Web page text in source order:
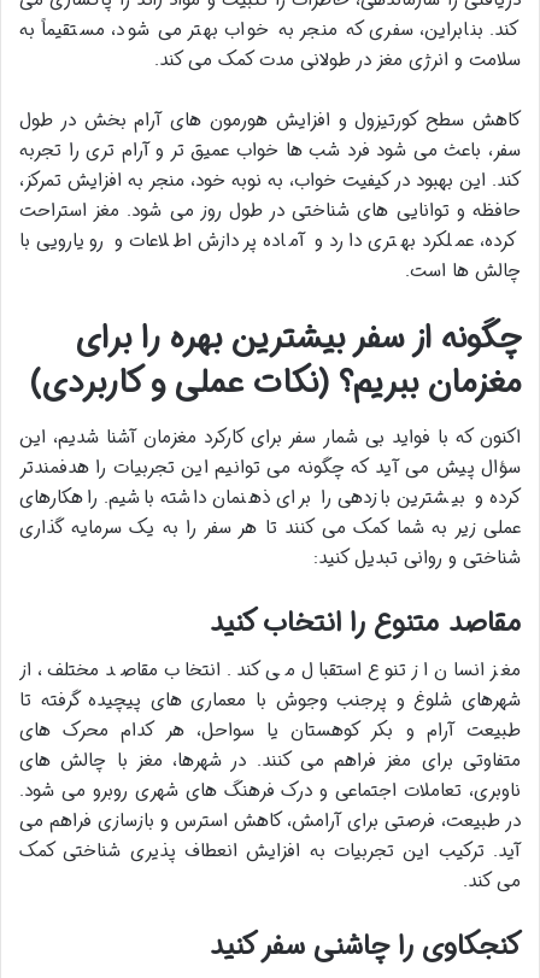
کند. بنابراین، سفری که منجر به خواب بهتر می شود، مستقیماً به
سلامت و انرژی مغز در طولانی مدت کمک می کند.
کاهش سطح کورتیزول و افزایش هورمون های آرام بخش در طول
سفر، باعث می شود فرد شب ها خواب عمیق تر و آرام تری را تجربه
کند. این بهبود در کیفیت خواب، به نوبه خود، منجر به افزایش تمرکز،
حافظه و توانایی های شناختی در طول روز می شود. مغز استراحت
کرده، عملکرد بهتری دارد و آماده پردازش اطلاعات و رویارویی با
چالش ها است.
چگونه از سفر بیشترین بهره را برای
مغزمان ببریم؟ (نکات عملی و کاربردی)
اکنون که با فواید بی شمار سفر برای کارکرد مغزمان آشنا شدیم، این
سؤال پیش می آید که چگونه می توانیم این تجربیات را هدفمندتر
کرده و بیشترین بازدهی را برای ذهنمان داشته باشیم. راهکارهای
عملی زیر به شما کمک می کنند تا هر سفر را به یک سرمایه گذاری
شناختی و روانی تبدیل کنید:
مقاصد متنوع را انتخاب کنید
مغز انسان از تنوع استقبال می کند. انتخاب مقاصد مختلف، از
شهرهای شلوغ و پرجنب وجوش با معماری های پیچیده گرفته تا
طبیعت آرام و بکر کوهستان یا سواحل، هر کدام محرک های
متفاوتی برای مغز فراهم می کنند. در شهرها، مغز با چالش های
ناوبری، تعاملات اجتماعی و درک فرهنگ های شهری روبرو می شود.
در طبیعت، فرصتی برای آرامش،کاهش استرس و بازسازی فراهم می
آید. ترکیب این تجربیات به افزایش انعطاف پذیری شناختی کمک
می کند.
کنجکاوی را چاشنی سفر کنید